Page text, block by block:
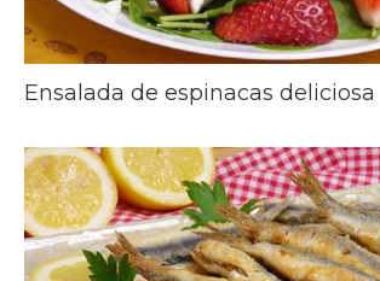
Ensalada de espinacas deliciosa